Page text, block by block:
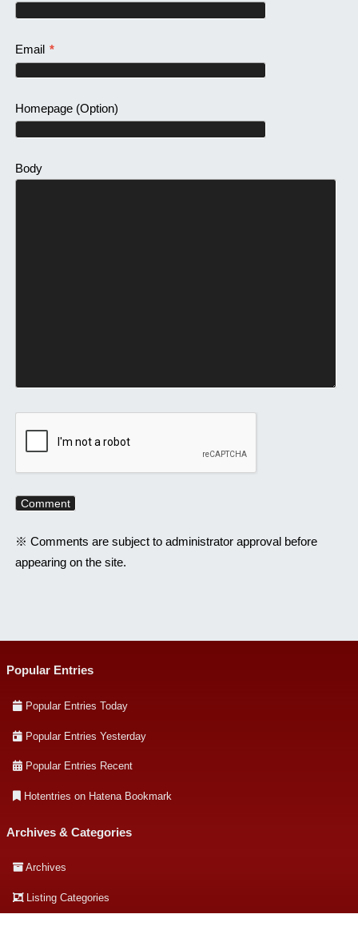
Email *
Homepage(Option)
Body
※ Comments are subject to administrator approval before
appearing on the site.
Popular Entries
Popular Entries Today
Popular Entries Yesterday
Popular Entries Recent
Hotentries on Hatena Bookmark
Archives & Categories
Archives
Listing Categories